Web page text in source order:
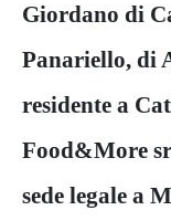
Giordano di
Panariello, di
residente a
Food&More
sede legale a